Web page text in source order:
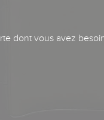
dont vous avez